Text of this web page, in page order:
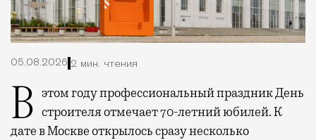
05.08.2026 2 мин. чтения
В этом году профессиональный праздник День строителя отмечает 70-летний юбилей. К
дате в Москве открылось сразу несколько